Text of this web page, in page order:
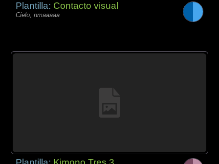
Plantilla: Contacto visual
Cielo, nmaaaaa